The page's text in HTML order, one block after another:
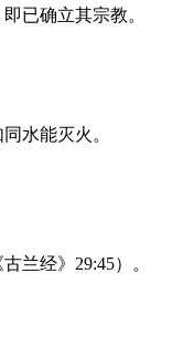
已确立其宗教。
水能灭火。
兰经》29:45）。